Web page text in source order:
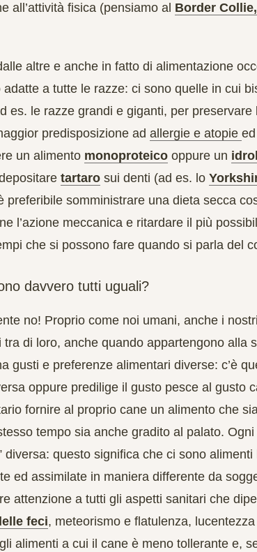
all’attività fisica (pensiamo al Border Collie,
altre e anche in fatto di alimentazione
a tutte le razze: ci sono quelle in cui
es. le razze grandi e giganti, per preservare
predisposizione ad allergie e atopie ed
un alimento monoproteico oppure un
tartaro sui denti (ad es. lo
preferibile somministrare una dieta secca
l’azione meccanica e ritardare il più
che si possono fare quando si parla del
davvero tutti uguali?
no! Proprio come noi umani, anche i
tra di loro, anche quando appartengono alla
gusti e preferenze alimentari diverse: c’è
oppure predilige il gusto pesce al gusto
fornire al proprio cane un alimento che
tempo sia anche gradito al palato.
diversa: questo significa che ci sono
ed assimilate in maniera differente da
attenzione a tutti gli aspetti sanitari che
feci, meteorismo e flatulenza,
alimenti a cui il cane è meno tollerante e,